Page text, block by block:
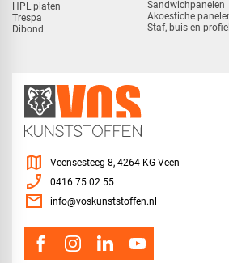
HPL platen
Trespa
Dibond
Sandwichpanelen
Akoestiche
Staf, buis en profiel
map Veensesteeg 8, 4264 KG Veen
phone_enabled 0416 75 02 55
mail info@voskunststoffen.nl